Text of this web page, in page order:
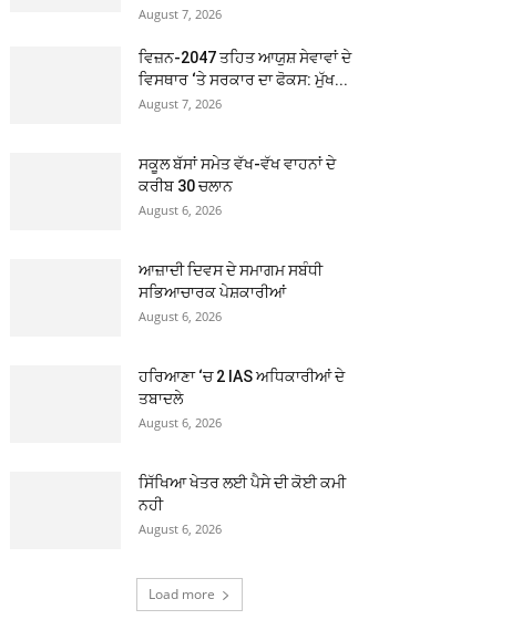
August 7, 2026
ਵਿਜ਼ਨ-2047 ਤਹਿਤ ਆਯੁਸ਼ ਸੇਵਾਵਾਂ ਦੇ
ਵਿਸਥਾਰ ‘ਤੇ ਸਰਕਾਰ ਦਾ ਫੋਕਸ: ਮੁੱਖ...
August 7, 2026
ਸਕੂਲ ਬੱਸਾਂ ਸਮੇਤ ਵੱਖ-ਵੱਖ ਵਾਹਨਾਂ ਦੇ
ਕਰੀਬ 30 ਚਲਾਨ
August 6, 2026
ਆਜ਼ਾਦੀ ਦਿਵਸ ਦੇ ਸਮਾਗਮ ਸਬੰਧੀ
ਸਭਿਆਚਾਰਕ ਪੇਸ਼ਕਾਰੀਆਂ
August 6, 2026
ਹਰਿਆਣਾ ‘ਚ 2 IAS ਅਧਿਕਾਰੀਆਂ ਦੇ
ਤਬਾਦਲੇ
August 6, 2026
ਸਿੱਖਿਆ ਖੇਤਰ ਲਈ ਪੈਸੇ ਦੀ ਕੋਈ ਕਮੀ
ਨਹੀ
August 6, 2026
Load more